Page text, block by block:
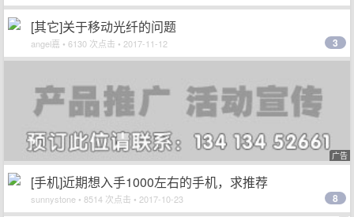
[其它]关于移动光纤的问题
angel嘉 • 6130 次点击 • 2017-11-12 3
广告
[手机]近期想入手1000左右的手机，求推荐
sunnystone • 8514 次点击 • 2017-10-23 8